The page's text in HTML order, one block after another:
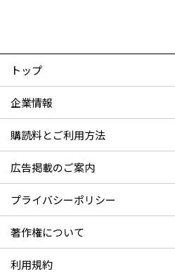
トップ
企業情報
購読料とご利用方法
広告掲載のご案内
プライバシーポリシー
著作権について
利用規約